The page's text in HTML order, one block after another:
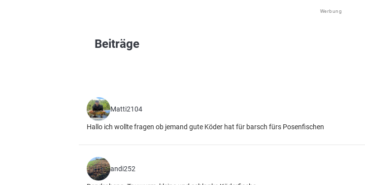
Werbung
Beiträge
Matti2104
Hallo ich wollte fragen ob jemand gute Köder hat für barsch fürs Posenfischen
andi252